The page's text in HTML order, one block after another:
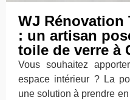
WJ Rénovation
: un artisan
toile de verre à
Vous souhaitez
espace intérieur ? La
une solution à prendre